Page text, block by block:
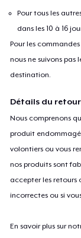
Pour tous les
dans les 10 à 16
Pour les
nous ne suivons pas
destination.
Détails du retour
Nous comprenons
produit
volontiers ou vous
nos produits sont
accepter les retours
incorrectes ou si
En savoir plus sur